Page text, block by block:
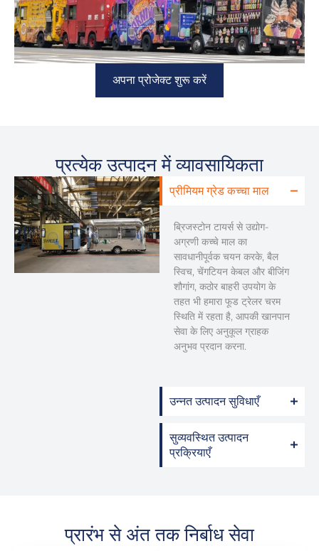
अपना प्रोजेक्ट शुरू करें
प्रत्येक उत्पादन में व्यावसायिकता
प्रीमियम ग्रेड कच्चा माल
ब्रिजस्टोन टायर्स से उद्योग-
अग्रणी कच्चे माल का
सावधानीपूर्वक चयन करके, बैल
स्विच, चेंगटियन केबल और बीजिंग
शौगांग, कठोर बाहरी उपयोग के
तहत भी हमारा फूड ट्रेलर चरम
स्थिति में रहता है, आपकी खानपान
सेवा के लिए अनुकूल ग्राहक
अनुभव प्रदान करना.
उन्नत उत्पादन सुविधाएँ
सुव्यवस्थित उत्पादन
प्रक्रियाएँ
प्रारंभ से अंत तक निर्बाध सेवा